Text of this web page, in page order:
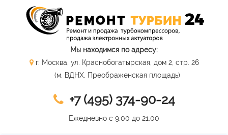
Мы находимся по адресу:
г. Москва, ул. Краснобогатырская, дом 2, стр. 26
(м. ВДНХ, Преображенская площадь)
+7 (495) 374-90-24
Ежедневно с 9:00 до 21:00